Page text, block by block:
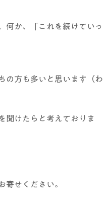
何か、「これを続けていっ
の方も多いと思います（わ
聞けたらと考えておりま
寄せください。